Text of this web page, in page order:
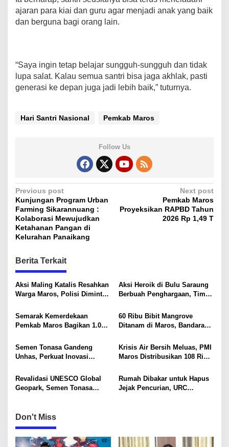
ajaran para kiai dan guru agar menjadi anak yang baik
dan berguna bagi orang lain.
“Saya ingin tetap belajar sungguh-sungguh dan tidak
lupa salat. Kalau semua santri bisa jaga akhlak, pasti
generasi ke depan juga jadi lebih baik,” tuturnya.
Hari Santri Nasional Pemkab Maros
Follow Us
P
o
s
t
a
v
i
a
i
n
Previous post
Kunjungan Program Urban
Farming Sikarannuang :
Kolaborasi Mewujudkan
Ketahanan Pangan di
Kelurahan Panaikang
Next post
Pemkab Maros
Proyeksikan RAPBD Tahun
2026 Rp 1,49 T
Berita Terkait
Aksi Maling Katalis Resahkan
Warga Maros, Polisi Diminta
Aksi Heroik di Bulu Saraung
Berbuah Penghargaan, Tim
Diapresiasi Basarnas
Semarak Kemerdekaan
Pemkab Maros Bagikan 1.000
Warga
60 Ribu Bibit Mangrove
Ditanam di Maros, Bandara
Konservasi Pesisir
Semen Tonasa Gandeng
Unhas, Perkuat Inovasi
Berkelanjutan
Krisis Air Bersih Meluas, PMI
Maros Distribusikan 108 Ribu
Revalidasi UNESCO Global
Geopark, Semen Tonasa
Rumah Dibakar untuk Hapus
Jejak Pencurian, URC
Don't Miss